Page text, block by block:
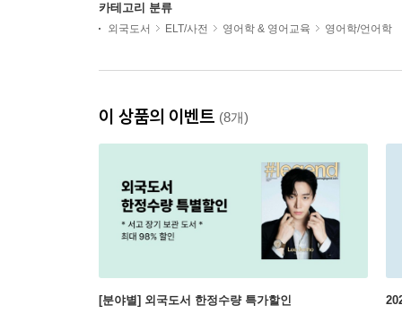
카테고리 분류
외국도서 ELT/사전 영어학 & 영어교육 영어학/언어학
이 상품의 이벤트 (8개)
[분야별] 외국도서 한정수량 특가할인